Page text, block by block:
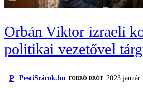
Orbán Viktor izraeli
politikai vezetővel
P PestiSrácok.hu FORRÓ DRÓT 2023 január